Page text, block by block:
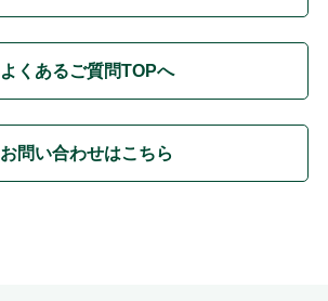
よくあるご質問TOPへ
お問い合わせはこちら